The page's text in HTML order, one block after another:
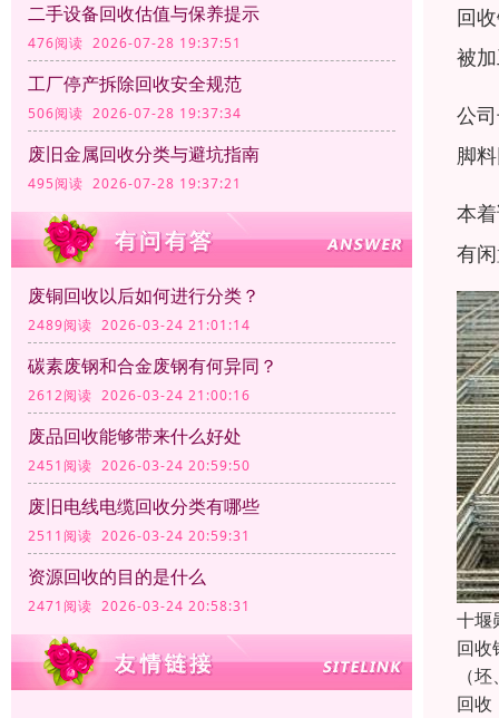
二手设备回收估值与保养提示
476阅读 2026-07-28 19:37:51
工厂停产拆除回收安全规范
506阅读 2026-07-28 19:37:34
废旧金属回收分类与避坑指南
495阅读 2026-07-28 19:37:21
废铜回收以后如何进行分类？
2489阅读 2026-03-24 21:01:14
碳素废钢和合金废钢有何异同？
2612阅读 2026-03-24 21:00:16
废品回收能够带来什么好处
2451阅读 2026-03-24 20:59:50
废旧电线电缆回收分类有哪些
2511阅读 2026-03-24 20:59:31
资源回收的目的是什么
2471阅读 2026-03-24 20:58:31
回
被
公
脚
本
有
十堰
回收
（
回收